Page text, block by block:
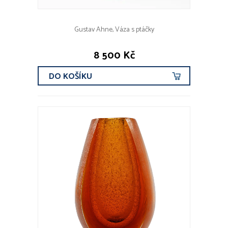
Gustav Ahne, Váza s ptáčky
8 500 Kč
DO KOŠÍKU